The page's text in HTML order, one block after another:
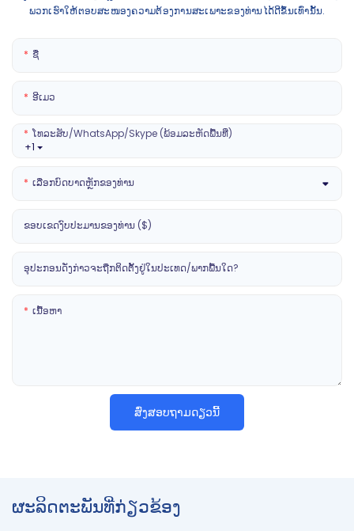
ພວກເຮົາໃຫ້ຕອບສະໜອງຄວາມຕ້ອງການສະເພາະຂອງທ່ານໄດ້ດີຂຶ້ນເທົ່ານັ້ນ.
ຊື່
ອີເມວ
+1
ໂທລະສັບ/WhatsApp/Skype (ພ້ອມລະຫັດພື້ນທີ່)
ເລືອກບົດບາດຫຼັກຂອງທ່ານ
ຂອບເຂດງົບປະມານຂອງທ່ານ ($)
ອຸປະກອນດັ່ງກ່າວຈະຖືກຕິດຕັ້ງຢູ່ໃນປະເທດ/ພາກພື້ນໃດ?
ເນື້ອຫາ
ສົ່ງສອບຖາມດຽວນີ້
ຜະລິດຕະພັນທີ່ກ່ຽວຂ້ອງ